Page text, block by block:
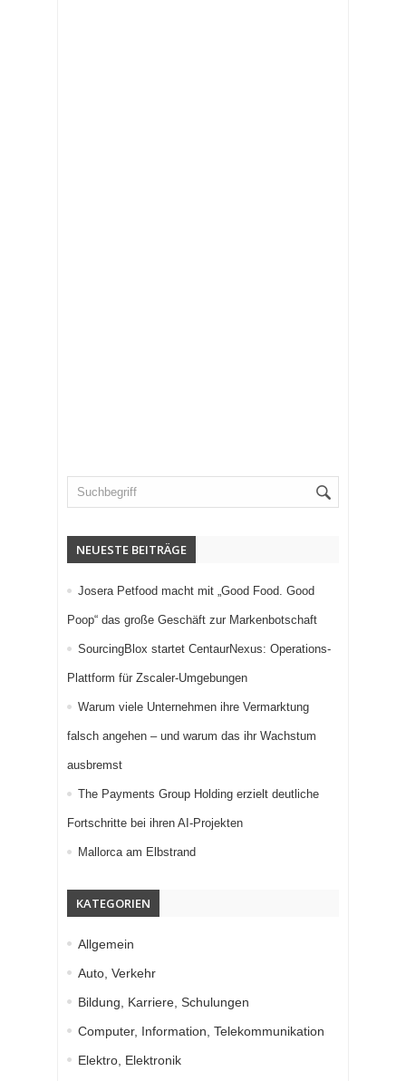
NEUESTE BEITRÄGE
Josera Petfood macht mit „Good Food. Good
Poop“ das große Geschäft zur Markenbotschaft
SourcingBlox startet CentaurNexus: Operations-
Plattform für Zscaler-Umgebungen
Warum viele Unternehmen ihre Vermarktung
falsch angehen – und warum das ihr Wachstum
ausbremst
The Payments Group Holding erzielt deutliche
Fortschritte bei ihren AI-Projekten
Mallorca am Elbstrand
KATEGORIEN
Allgemein
Auto, Verkehr
Bildung, Karriere, Schulungen
Computer, Information, Telekommunikation
Elektro, Elektronik